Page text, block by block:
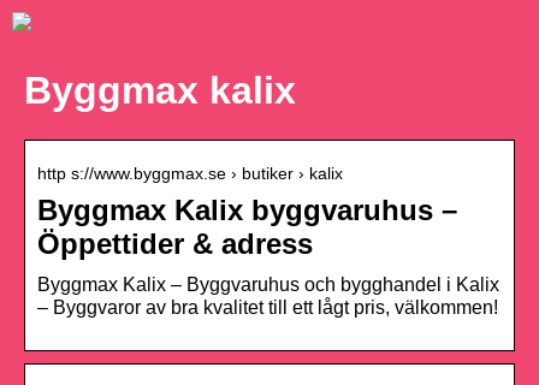
Byggmax kalix
http s://www.byggmax.se › butiker › kalix
Byggmax Kalix byggvaruhus –
Öppettider & adress
Byggmax Kalix – Byggvaruhus och bygghandel i Kalix
– Byggvaror av bra kvalitet till ett lågt pris, välkommen!